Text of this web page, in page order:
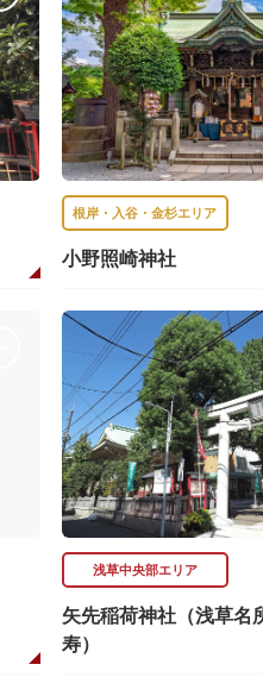
根岸・入谷・金杉エリア
小野照崎神社
浅草中央部エリア
矢先稲荷神社（浅草
寿）